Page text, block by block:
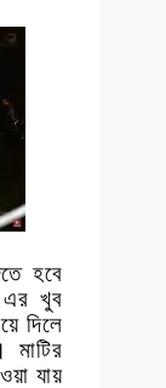
হবে
এর খুব
দিলে
যায়